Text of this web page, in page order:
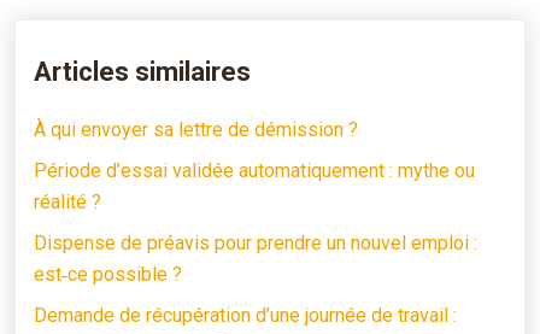
Articles similaires
À qui envoyer sa lettre de démission ?
Période d’essai validée automatiquement : mythe ou
réalité ?
Dispense de préavis pour prendre un nouvel emploi :
est‑ce possible ?
Demande de récupération d’une journée de travail :